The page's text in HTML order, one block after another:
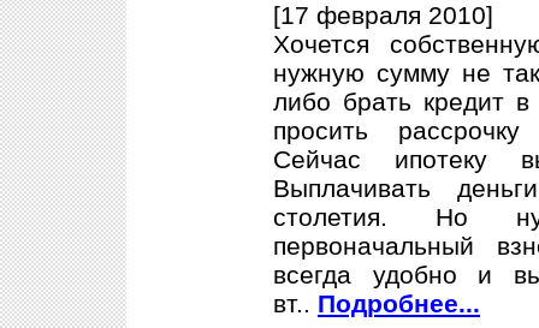
[17 февраля 2010]
Хочется
нужную сумму не
либо брать кредит
просить
Сейчас ипотеку
Выплачивать
столетия. Но
первоначальный
всегда удобно и
вт.. Подробнее...